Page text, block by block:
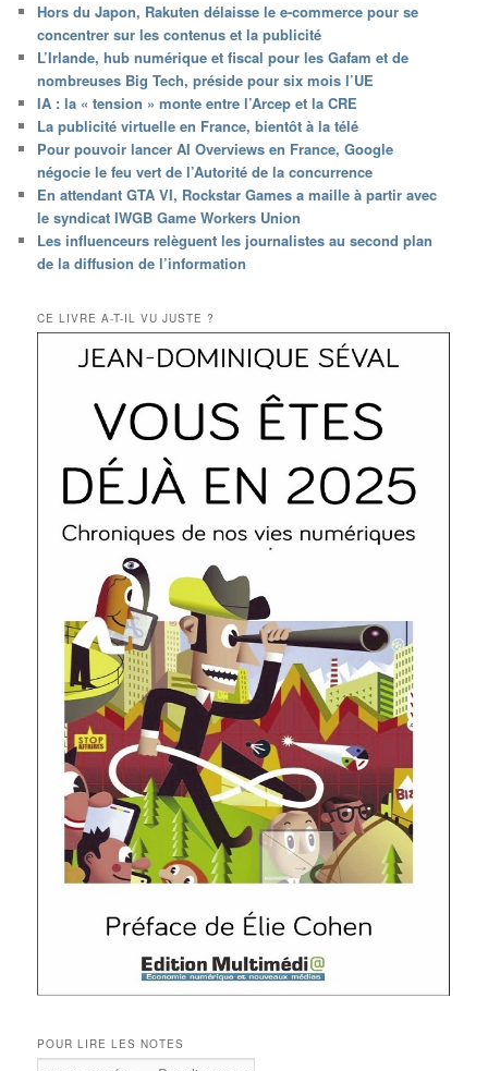
Hors du Japon, Rakuten délaisse le e-commerce pour se
concentrer sur les contenus et la publicité
L’Irlande, hub numérique et fiscal pour les Gafam et de
nombreuses Big Tech, préside pour six mois l’UE
IA : la « tension » monte entre l’Arcep et la CRE
La publicité virtuelle en France, bientôt à la télé
Pour pouvoir lancer AI Overviews en France, Google
négocie le feu vert de l’Autorité de la concurrence
En attendant GTA VI, Rockstar Games a maille à partir avec
le syndicat IWGB Game Workers Union
Les influenceurs relèguent les journalistes au second plan
de la diffusion de l’information
CE LIVRE A-T-IL VU JUSTE ?
POUR LIRE LES NOTES